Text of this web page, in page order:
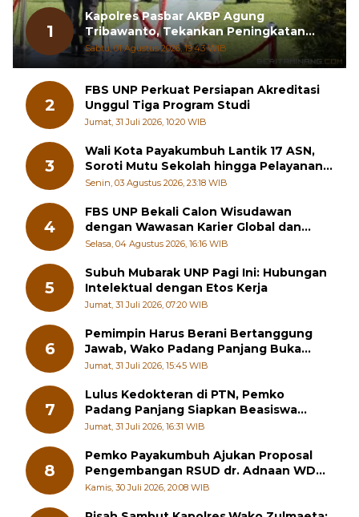
1
Kapolres Pasbar AKBP Agung
Tribawanto, Tekankan Peningkatan
Pelayanan dan Sinergi dengan
Masyarakat
Sabtu, 01 Agustus 2026, 19:43 WIB
2
FBS UNP Perkuat Persiapan Akreditasi
Unggul Tiga Program Studi
Jumat, 31 Juli 2026, 10:20 WIB
3
Wali Kota Payakumbuh Lantik 17 ASN,
Soroti Mutu Sekolah hingga Pelayanan
RSUD
Senin, 03 Agustus 2026, 23:18 WIB
4
FBS UNP Bekali Calon Wisudawan
dengan Wawasan Karier Global dan
Kewirausahaan Kreatif
Selasa, 04 Agustus 2026, 16:16 WIB
5
Subuh Mubarak UNP Pagi Ini: Hubungan
Intelektual dengan Etos Kerja
Jumat, 31 Juli 2026, 07:20 WIB
6
Pemimpin Harus Berani Bertanggung
Jawab, Wako Padang Panjang Buka
Pelatihan Kepemimpinan Pelajar
Jumat, 31 Juli 2026, 15:45 WIB
7
Lulus Kedokteran di PTN, Pemko
Padang Panjang Siapkan Beasiswa
Penuh
Jumat, 31 Juli 2026, 16:31 WIB
8
Pemko Payakumbuh Ajukan Proposal
Pengembangan RSUD dr. Adnaan WD
kepada Kementerian Kesehatan
Kamis, 30 Juli 2026, 20:08 WIB